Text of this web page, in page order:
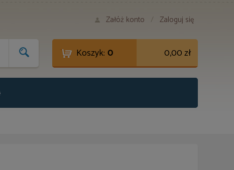
Załóż konto / Zaloguj się
Koszyk: 0 0,00 zł